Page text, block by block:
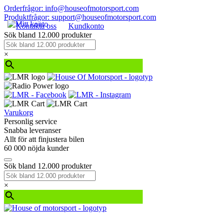
Orderfrågor: info@houseofmotorsport.com
Produktfrågor: support@houseofmotorsport.com
Kontakta oss
Kundkonto
Sök bland 12.000 produkter
×
Varukorg
Personlig service
Snabba leveranser
Allt för att finjustera bilen
60 000 nöjda kunder
Sök bland 12.000 produkter
×